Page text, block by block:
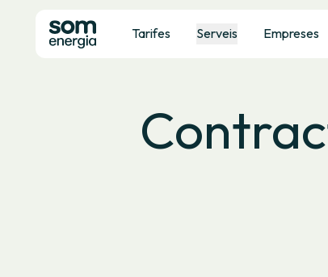
Tarifes Serveis Empreses